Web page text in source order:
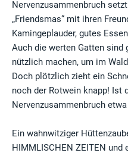
Nervenzusammenbruch
„Friendsmas“ mit ihren
Kamingeplauder, gutes
Auch die werten Gatten
nützlich machen, um im
Doch plötzlich zieht ein
noch der Rotwein knapp! Ist
Nervenzusammenbruch
Ein wahnwitziger
HIMMLISCHEN ZEITEN